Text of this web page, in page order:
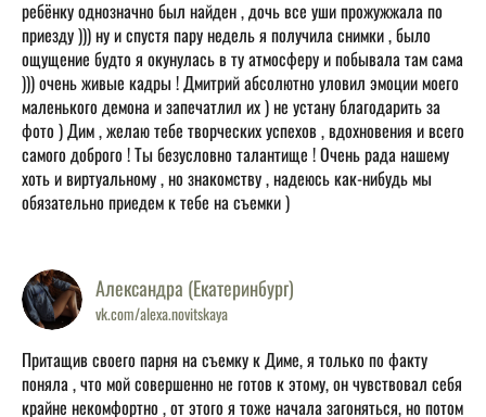
ребёнку однозначно был найден , дочь все уши прожужжала по
приезду ))) ну и спустя пару недель я получила снимки , было
ощущение будто я окунулась в ту атмосферу и побывала там сама
))) очень живые кадры ! Дмитрий абсолютно уловил эмоции моего
маленького демона и запечатлил их ) не устану благодарить за
фото ) Дим , желаю тебе творческих успехов , вдохновения и всего
самого доброго ! Ты безусловно талантище ! Очень рада нашему
хоть и виртуальному , но знакомству , надеюсь как-нибудь мы
обязательно приедем к тебе на съемки )
Александра (Екатеринбург)
vk.com/alexa.novitskaya
Притащив своего парня на съемку к Диме, я только по факту
поняла , что мой совершенно не готов к этому, он чувствовал себя
крайне некомфортно , от этого я тоже начала загоняться, но потом